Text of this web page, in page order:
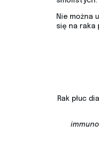
Nie można
się na raka
Rak płuc